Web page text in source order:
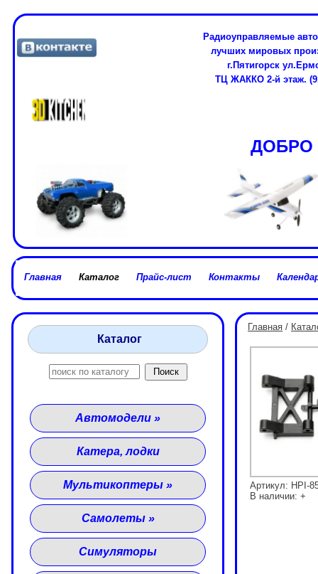
Радиоуправляемые
лучших мировых
г.Пятигорск
ТЦ ЖАККО 2-й этаж.
Главная Каталог Прайс-лист Контакты
Каталог
Автомодели »
Катера, лодки
Мультикоптеры »
Самолеты»
Симуляторы
Главная /
Артикул: HPI-
В наличии: +